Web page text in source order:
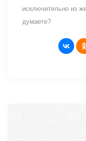
исключительно из
думаете?